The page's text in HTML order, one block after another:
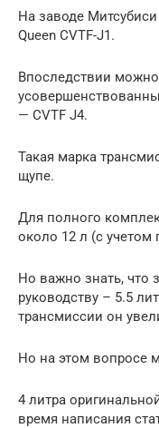
На заводе
Queen CVTF-J1.
Впоследствии
— CVTF J4.
Такая марка
щупе.
Для полного
около 12 л (с
Но важно знать, что
руководству – 5.5
трансмиссии он
Но на этом вопросе
4 литра
время написания